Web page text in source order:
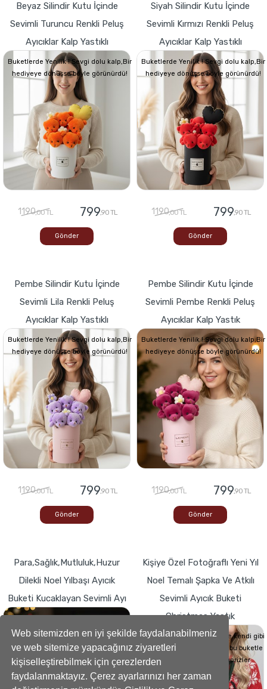
Web sitemizden en iyi şekilde faydalanabilmeniz
ve web sitemize yapacağınız ziyaretleri
kişiselleştirebilmek için çerezlerden
faydalanmaktayız. Çerez ayarlarınızı her zaman
Beyaz Silindir Kutu İçinde
Sevimli Turuncu Renkli Peluş
Ayıcıklar Kalp Yastıklı
Buketlerde Yenilik ! Sevgi dolu kalp,Bir
hediyeye dönüşse böyle görünürdü!
1190,00 TL 799,90 TL
Gönder
Siyah Silindir Kutu İçinde
Sevimli Kırmızı Renkli Peluş
Ayıcıklar Kalp Yastıklı
Buketlerde Yenilik ! Sevgi dolu kalp,Bir
hediyeye dönüşse böyle görünürdü!
1190,00 TL 799,90 TL
Gönder
Pembe Silindir Kutu İçinde
Sevimli Lila Renkli Peluş
Ayıcıklar Kalp Yastıklı
Buketlerde Yenilik ! Sevgi dolu kalp,Bir
hediyeye dönüşse böyle görünürdü!
1190,00 TL 799,90 TL
Gönder
Pembe Silindir Kutu İçinde
Sevimli Pembe Renkli Peluş
Ayıcıklar Kalp Yastık
Buketlerde Yenilik ! Sevgi dolu kalp,Bir
hediyeye dönüşse böyle görünürdü!
1190,00 TL 799,90 TL
Gönder
Para,Sağlık,Mutluluk,Huzur
Dilekli Noel Yılbaşı Ayıcık
Buketi Kucaklayan Sevimli Ayı
hediyeye dönüşse böyle görünürdü!
Kişiye Özel Fotoğraflı Yeni Yıl
Noel Temalı Şapka Ve Atkılı
Sevimli Ayıcık Buketi
Christmas Yastık
Sevdiklerinizin Kalplerini de kendi gibi
yumuşacık hale getirecek bu buketle
sevdiklerinize küçük süprizler